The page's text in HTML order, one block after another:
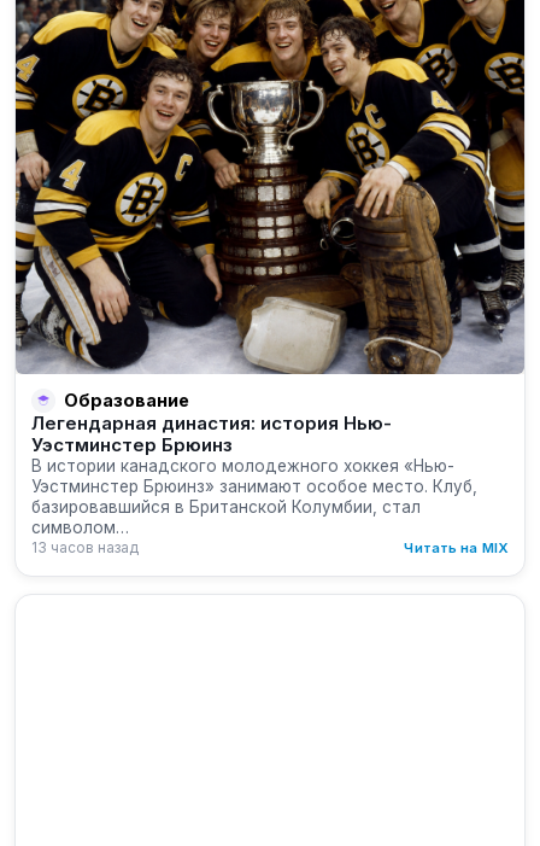
Образование
Легендарная династия: история Нью-
Уэстминстер Брюинз
В истории канадского молодежного хоккея «Нью-
Уэстминстер Брюинз» занимают особое место. Клуб,
базировавшийся в Британской Колумбии, стал
символом…
13 часов назад Читать на MIX